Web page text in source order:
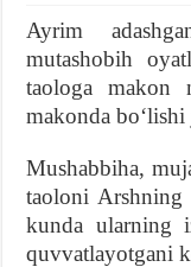
Ayrim
mutashobih
taologa makon
makonda boʻlishi
Mushabbiha,
taoloni Arshning
kunda ularning
quvvatlayotgani